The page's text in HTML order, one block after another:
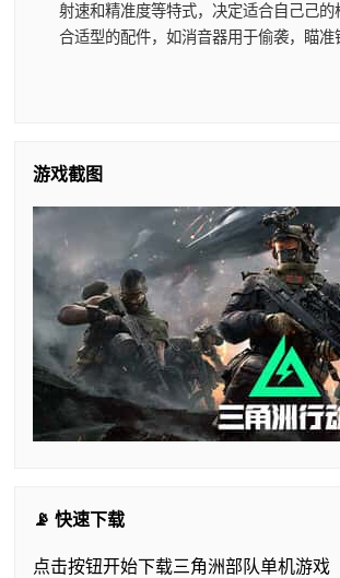
射速和精准度等特式，决定适合自己己的
合适型的配件，如消音器用于偷袭，瞄准
游戏截图
📡 快速下载
点击按钮开始下载三角洲部队单机游戏